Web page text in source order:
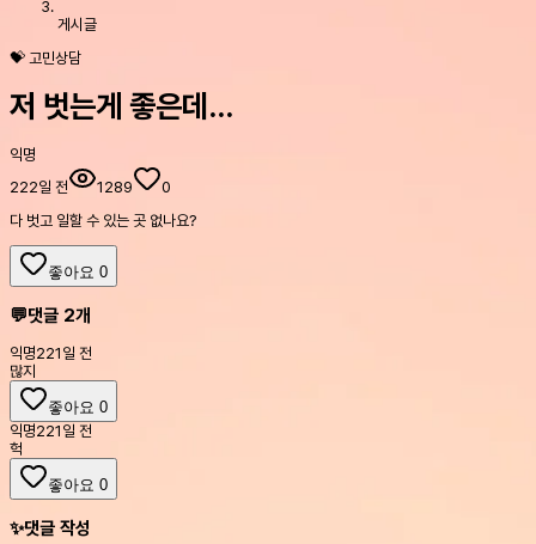
게시글
💝 고민상담
저 벗는게 좋은데...
익명
222일 전
1289
0
다 벗고 일할 수 있는 곳 없나요?
좋아요 0
💬댓글 2개
익명221일 전
많지
좋아요 0
익명221일 전
헉
좋아요 0
✨댓글 작성